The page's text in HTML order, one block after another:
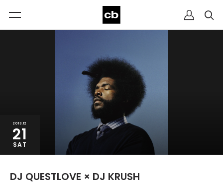
2013.12
21
SAT
DJ QUESTLOVE × DJ KRUSH